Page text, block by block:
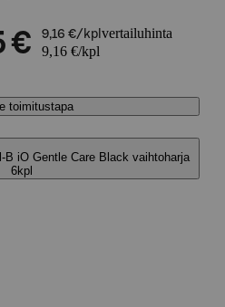
€ 9,16 €/kpl vertailuhinta
9,16 €/kpl
toimitustapa
B iO Gentle Care Black vaihtoharja
6kpl